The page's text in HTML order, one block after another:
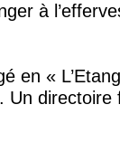
à
en «